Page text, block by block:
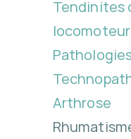
Tendinites
locomoteur
Arthrose